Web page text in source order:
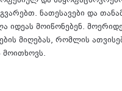
ნათესავები და
იდეას მოიწონებენ.
მიღებას, რომლის
მოითხოვს.